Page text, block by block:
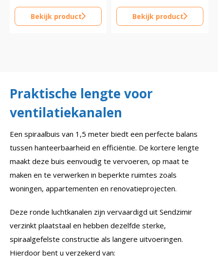
Bekijk product Bekijk product
Praktische lengte voor
ventilatiekanalen
Een spiraalbuis van 1,5 meter biedt een perfecte balans
tussen hanteerbaarheid en efficiëntie. De kortere lengte
maakt deze buis eenvoudig te vervoeren, op maat te
maken en te verwerken in beperkte ruimtes zoals
woningen, appartementen en renovatieprojecten.
Deze ronde luchtkanalen zijn vervaardigd uit Sendzimir
verzinkt plaatstaal en hebben dezelfde sterke,
spiraalgefelste constructie als langere uitvoeringen.
Hierdoor bent u verzekerd van: